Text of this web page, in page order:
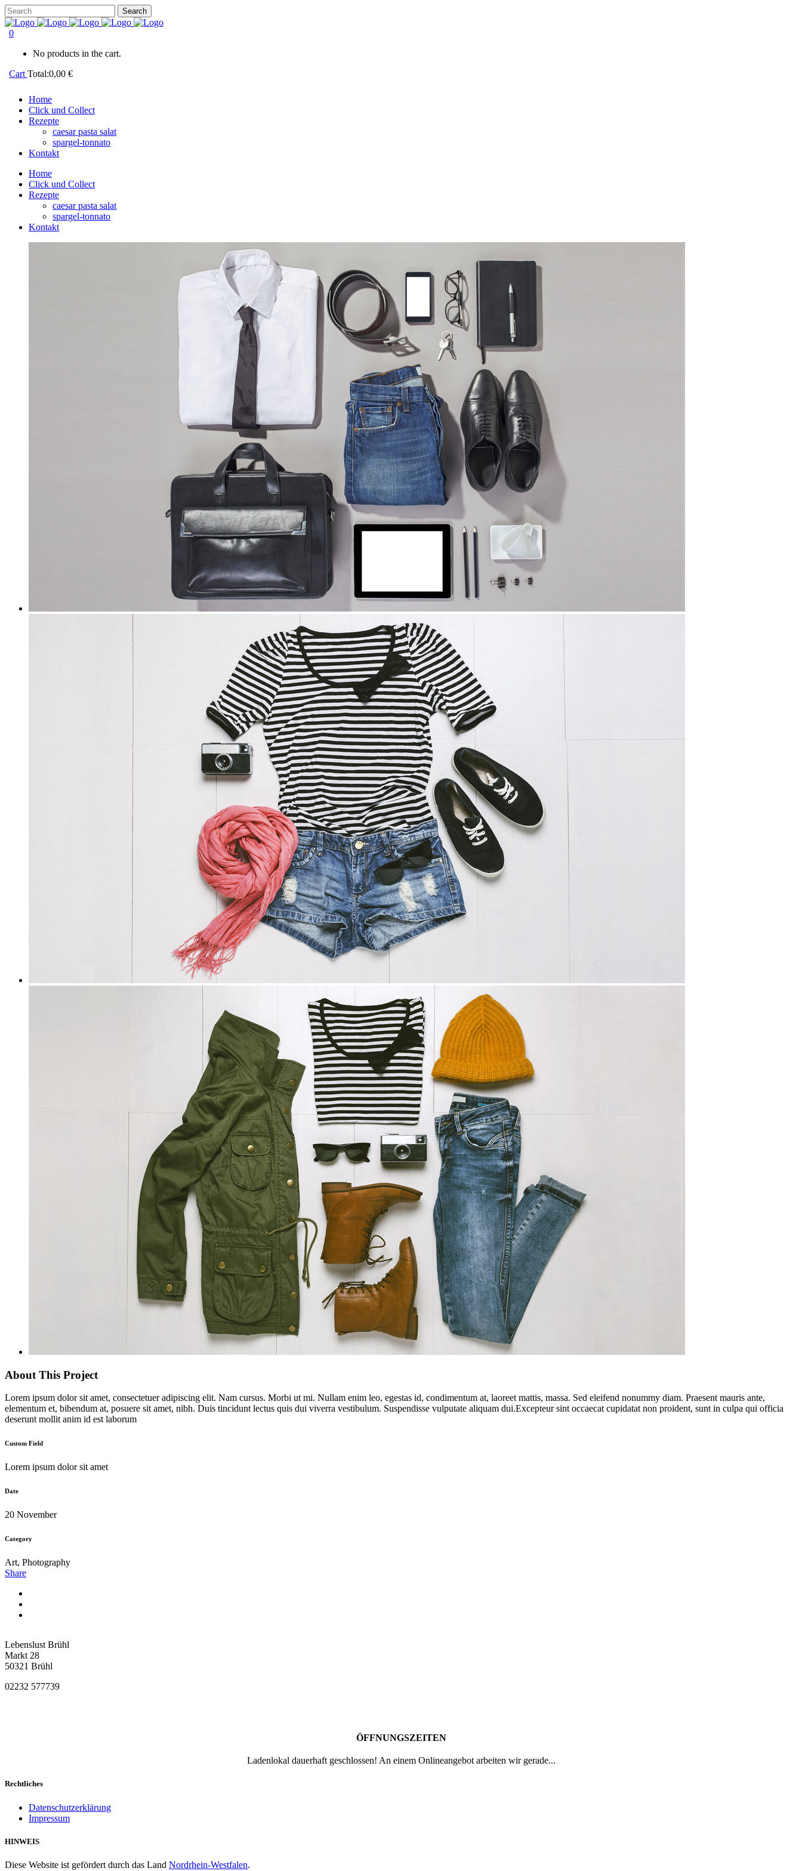
0
No products in the cart.
Cart Total:0,00 €
Home
Click und Collect
Rezepte
caesar pasta salat
spargel-tonnato
Kontakt
Home
Click und Collect
Rezepte
caesar pasta salat
spargel-tonnato
Kontakt
About This Project
Lorem ipsum dolor sit amet, consectetuer adipiscing elit. Nam cursus. Morbi ut mi. Nullam enim leo, egestas id, condimentum at, laoreet mattis, massa. Sed eleifend nonummy diam. Praesent mauris ante,
elementum et, bibendum at, posuere sit amet, nibh. Duis tincidunt lectus quis dui viverra vestibulum. Suspendisse vulputate aliquam dui.Excepteur sint occaecat cupidatat non proident, sunt in culpa qui officia
deserunt mollit anim id est laborum
Custom Field
Lorem ipsum dolor sit amet
Date
20 November
Category
Art, Photography
Share
Lebenslust Brühl
Markt 28
50321 Brühl
02232 577739
ÖFFNUNGSZEITEN
Ladenlokal dauerhaft geschlossen! An einem Onlineangebot arbeiten wir gerade...
Rechtliches
Datenschutzerklärung
Impressum
HINWEIS
Diese Website ist gefördert durch das Land Nordrhein-Westfalen.